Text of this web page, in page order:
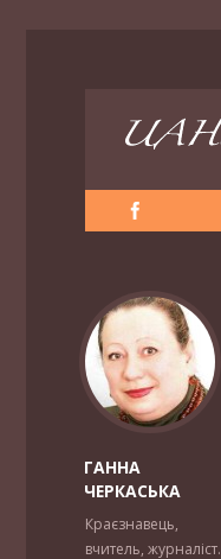
ГАННА
ЧЕРКАСЬКА
Краєзнавець,
вчитель, журналіст.